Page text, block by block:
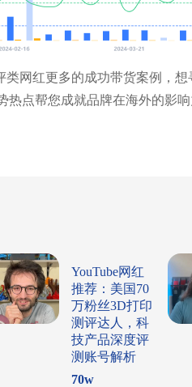
网红更多的成功带货案例，
热点帮您成就品牌在海外的影
YouTube网红
推荐：美国70
万粉丝3D打印
测评达人，科
技产品深度评
测账号解析
70w